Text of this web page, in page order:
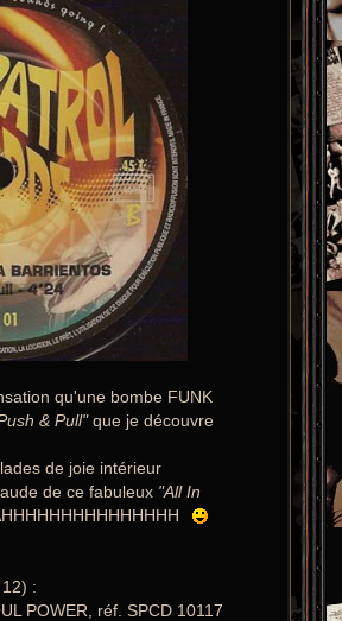
qu'une bombe FUNK
& Pull"que je découvre
de joie intérieur
de ce fabuleux "All In
:
POWER, réf. SPCD 10117